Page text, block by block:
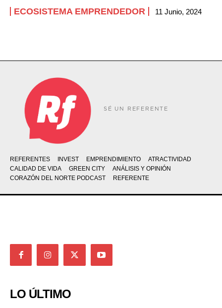
ECOSISTEMA EMPRENDEDOR 11 Junio, 2024
SÉ UN REFERENTE
REFERENTES INVEST EMPRENDIMIENTO
ATRACTIVIDAD
CALIDAD DE VIDA
GREEN CITY
ANÁLISIS Y OPINIÓN
CORAZÓN DEL NORTE PODCAST
REFERENTE
LO ÚLTIMO